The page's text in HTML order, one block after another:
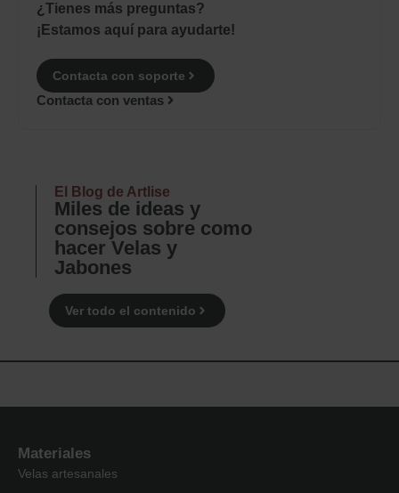
¿Tienes más preguntas?
¡Estamos aquí para ayudarte!
Contacta con soporte
Contacta con ventas
El Blog de Artlise
Miles de ideas y
consejos sobre como
hacer Velas y
Jabones
Ver todo el contenido
Materiales
Velas artesanales